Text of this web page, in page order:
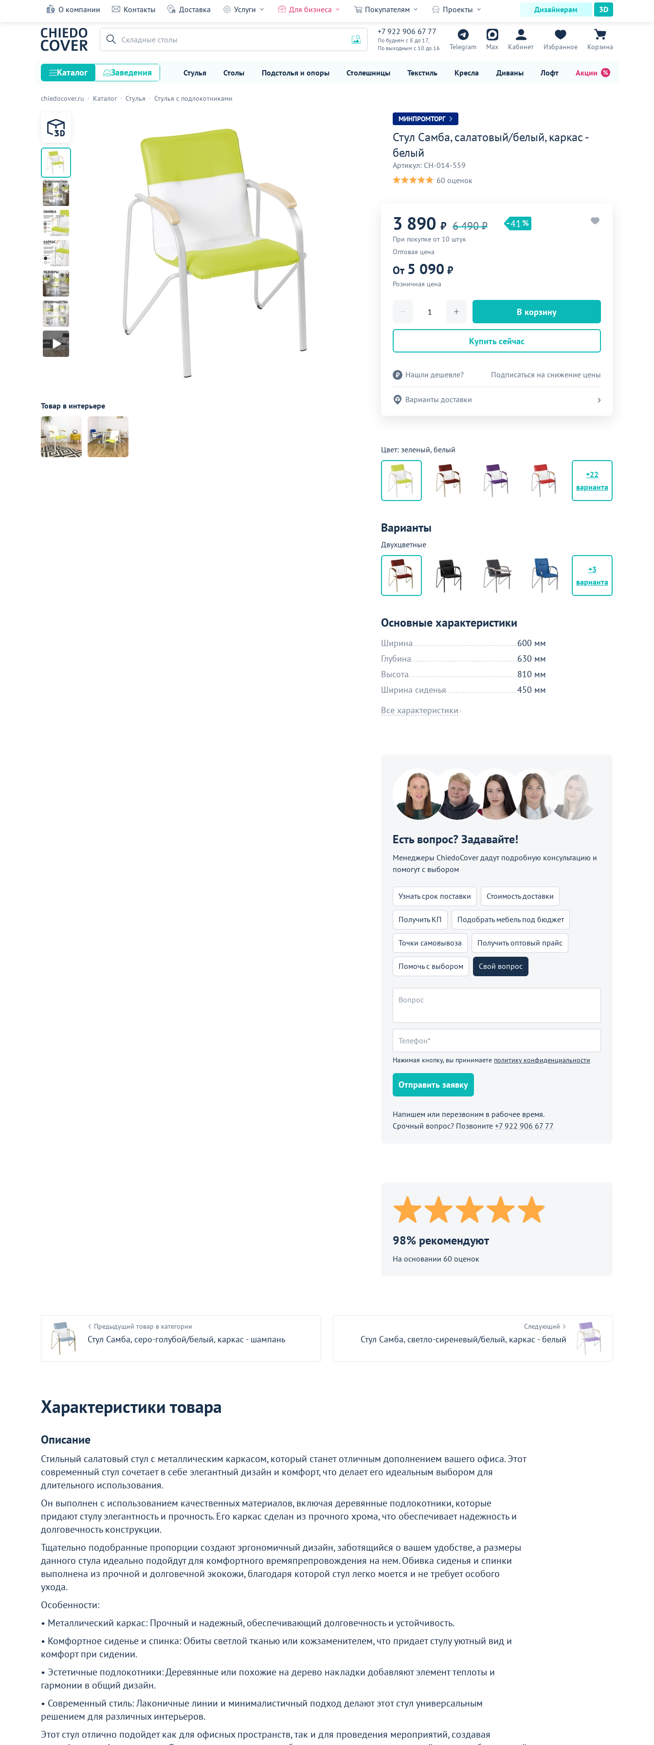
О компании Контакты Доставка Услуги Для бизнеса Покупателям Проекты Дизайнерам 3D
+7 922 906 67 77
По будням с 8 до 17,
По выходным с 10 до 16
Telegram Max Кабинет Избранное Корзина
Складные столы
Каталог Заведения Стулья Столы Подстолья и опоры Столешницы Текстиль Кресла Диваны Лофт Акции
Стулья
Столы
Подстолья и опоры
Столешницы
Текстиль
Кресла
Диваны
Лофт
Гостиницы и отели
Мебель для хранения
Комплектующие
Корпусная мебель
Освещение
Оборудование
Для интерьера
Акции
Стул Самба, салатовый/белый, каркас - белый
60 оценок
3 890
41
chiedocover.ru Каталог Стулья Стулья с подлокотниками
Товар в интерьере
МИНПРОМТОРГ
Стул Самба, салатовый/белый, каркас -
белый
Артикул: CH-014-559
60 оценок
3 890 ₽ 6 490 ₽ 41
При покупке от 10 штук
Оптовая цена
От 5 090 ₽
Розничная цена
В корзину
Купить сейчас
Нашли дешевле? Подписаться на снижение цены
Варианты доставки
Цвет: зеленый, белый
+22
варианта
Варианты
Двухцветные
+3
варианта
Основные характеристики
Ширина
600 мм
Глубина
630 мм
Высота
810 мм
Ширина сиденья
450 мм
Все характеристики
Есть вопрос? Задавайте!
Менеджеры ChiedoCover дадут подробную консультацию и
помогут с выбором
Узнать срок поставки Стоимость доставки
Получить КП Подобрать мебель под бюджет
Точки самовывоза Получить оптовый прайс
Помочь с выбором Свой вопрос
Нажимая кнопку, вы принимаете политику конфиденциальности
Отправить заявку
Напишем или перезвоним в рабочее время.
Срочный вопрос? Позвоните +7 922 906 67 77
98% рекомендуют
На основании 60 оценок
Предыдущий товар в категории
Стул Самба, серо-голубой/белый, каркас - шампань
Следующий
Стул Самба, светло-сиреневый/белый, каркас - белый
Характеристики товара
Описание
Стильный салатовый стул с металлическим каркасом, который станет отличным дополнением вашего офиса. Этот
современный стул сочетает в себе элегантный дизайн и комфорт, что делает его идеальным выбором для
длительного использования.
Он выполнен с использованием качественных материалов, включая деревянные подлокотники, которые
придают стулу элегантность и прочность. Его каркас сделан из прочного хрома, что обеспечивает надежность и
долговечность конструкции.
Тщательно подобранные пропорции создают эргономичный дизайн, заботящийся о вашем удобстве, а размеры
данного стула идеально подойдут для комфортного времяпрепровождения на нем. Обивка сиденья и спинки
выполнена из прочной и долговечной экокожи, благодаря которой стул легко моется и не требует особого
ухода.
Особенности:
• Металлический каркас: Прочный и надежный, обеспечивающий долговечность и устойчивость.
• Комфортное сиденье и спинка: Обиты светлой тканью или кожзаменителем, что придает стулу уютный вид и
комфорт при сидении.
• Эстетичные подлокотники: Деревянные или похожие на дерево накладки добавляют элемент теплоты и
гармонии в общий дизайн.
• Современный стиль: Лаконичные линии и минималистичный подход делают этот стул универсальным
решением для различных интерьеров.
Этот стул отлично подойдет как для офисных пространств, так и для проведения мероприятий, создавая
В корзине
Продолжить покупки
Больше не показывать это окно